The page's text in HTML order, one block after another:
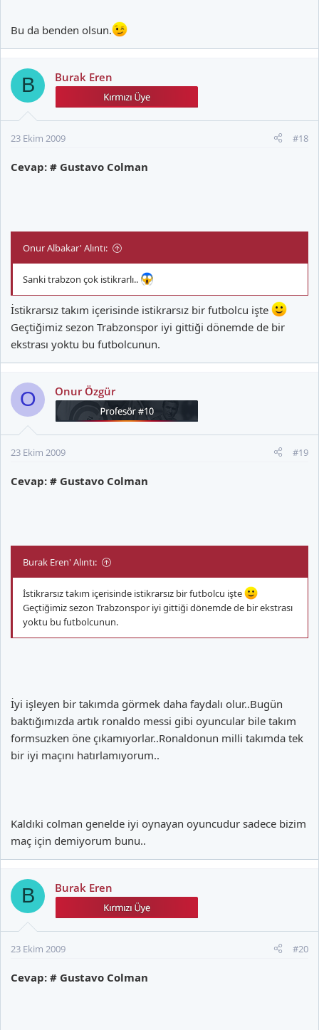
Bu da benden olsun.
B Burak Eren
23 Ekim 2009 #18
Cevap: # Gustavo Colman
Onur Albakar' Alıntı:
Sanki trabzon çok istikrarlı..
İstikrarsız takım içerisinde istikrarsız bir futbolcu işte
Geçtiğimiz sezon Trabzonspor iyi gittiği dönemde de bir
ekstrası yoktu bu futbolcunun.
O Onur Özgür
23 Ekim 2009 #19
Cevap: # Gustavo Colman
Burak Eren' Alıntı:
İstikrarsız takım içerisinde istikrarsız bir futbolcu işte
Geçtiğimiz sezon Trabzonspor iyi gittiği dönemde de bir ekstrası
yoktu bu futbolcunun.
İyi işleyen bir takımda görmek daha faydalı olur..Bugün
baktığımızda artık ronaldo messi gibi oyuncular bile takım
formsuzken öne çıkamıyorlar..Ronaldonun milli takımda tek
bir iyi maçını hatırlamıyorum..
Kaldıki colman genelde iyi oynayan oyuncudur sadece bizim
maç için demiyorum bunu..
B Burak Eren
23 Ekim 2009 #20
Cevap: # Gustavo Colman